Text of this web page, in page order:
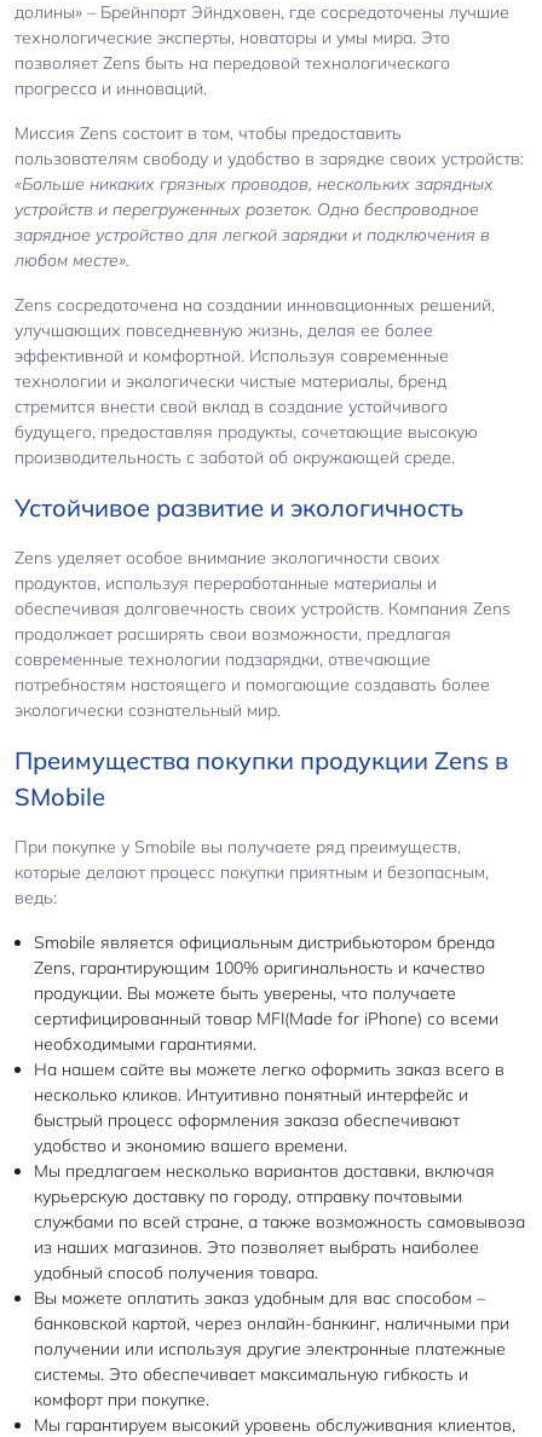
долины» – Брейнпорт Эйндховен, где сосредоточены лучшие
технологические эксперты, новаторы и умы мира. Это
позволяет Zens быть на передовой технологического
прогресса и инноваций.
Миссия Zens состоит в том, чтобы предоставить
пользователям свободу и удобство в зарядке своих устройств:
«Больше никаких грязных проводов, нескольких зарядных
устройств и перегруженных розеток. Одно беспроводное
зарядное устройство для легкой зарядки и подключения в
любом месте».
Zens сосредоточена на создании инновационных решений,
улучшающих повседневную жизнь, делая ее более
эффективной и комфортной. Используя современные
технологии и экологически чистые материалы, бренд
стремится внести свой вклад в создание устойчивого
будущего, предоставляя продукты, сочетающие высокую
производительность с заботой об окружающей среде.
Устойчивое развитие и экологичность
Zens уделяет особое внимание экологичности своих
продуктов, используя переработанные материалы и
обеспечивая долговечность своих устройств. Компания Zens
продолжает расширять свои возможности, предлагая
современные технологии подзарядки, отвечающие
потребностям настоящего и помогающие создавать более
экологически сознательный мир.
Преимущества покупки продукции Zens в
SMobile
При покупке у Smobile вы получаете ряд преимуществ,
которые делают процесс покупки приятным и безопасным,
ведь:
Smobile является официальным дистрибьютором бренда
Zens, гарантирующим 100% оригинальность и качество
продукции. Вы можете быть уверены, что получаете
сертифицированный товар MFI(Made for iPhone) со всеми
необходимыми гарантиями.
На нашем сайте вы можете легко оформить заказ всего в
несколько кликов. Интуитивно понятный интерфейс и
быстрый процесс оформления заказа обеспечивают
удобство и экономию вашего времени.
Мы предлагаем несколько вариантов доставки, включая
курьерскую доставку по городу, отправку почтовыми
службами по всей стране, а также возможность самовывоза
из наших магазинов. Это позволяет выбрать наиболее
удобный способ получения товара.
Вы можете оплатить заказ удобным для вас способом –
банковской картой, через онлайн-банкинг, наличными при
получении или используя другие электронные платежные
системы. Это обеспечивает максимальную гибкость и
комфорт при покупке.
Мы гарантируем высокий уровень обслуживания клиентов,